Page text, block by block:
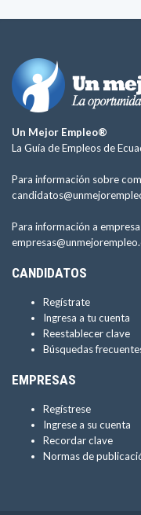
Un Mejor Empleo®
La Guía de Empleos de
Para información sobre
Para información a
CANDIDATOS
Regístrate
Ingresa a tu cuenta
Reestablecer clave
Búsquedas
EMPRESAS
Regístrese
Ingrese a su cuenta
Recordar clave
Normas de